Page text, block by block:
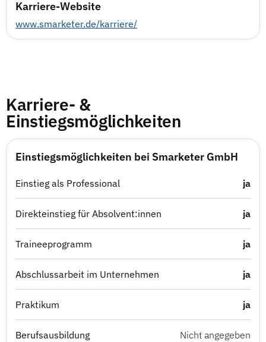
Karriere-Website
www.smarketer.de/karriere/
Karriere- &
Einstiegsmöglichkeiten
Einstiegsmöglichkeiten bei Smarketer GmbH
Einstieg als Professional ja
Direkteinstieg für Absolvent:innen ja
Traineeprogramm ja
Abschlussarbeit im Unternehmen ja
Praktikum ja
Berufsausbildung Nicht angegeben